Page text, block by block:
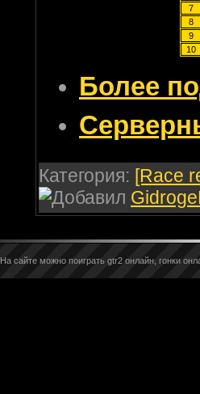
7
8
9
10
Более
Категория: [Race
На сайте можно поиграть gtr2 онлайн, гонки